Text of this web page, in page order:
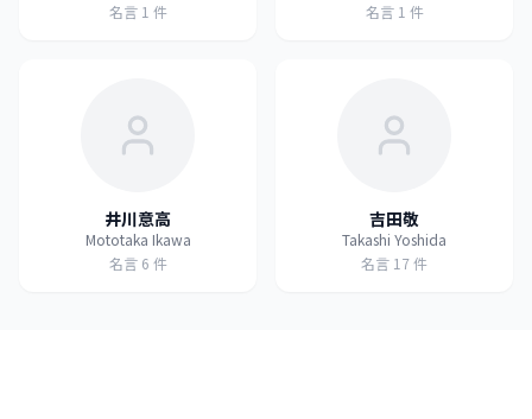
名言 1 件
名言 1 件
井川意高
Mototaka Ikawa
名言 6 件
吉田敬
Takashi Yoshida
名言 17件